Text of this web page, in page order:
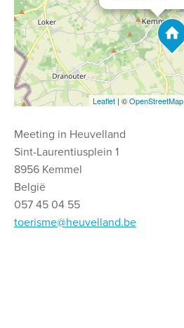
Leaflet | ©OpenStreetMap
Meeting in Heuvelland
Sint-Laurentiusplein 1
8956 Kemmel
België
057 45 04 55
toerisme@heuvelland.be